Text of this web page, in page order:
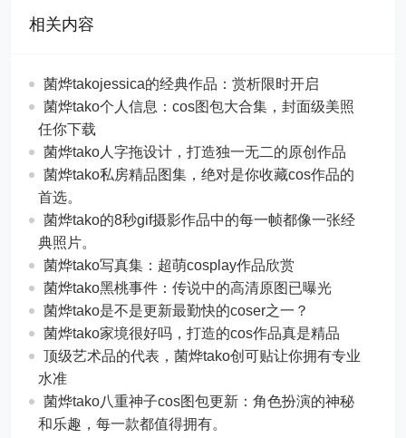
相关内容
菌烨takojessica的经典作品：赏析限时开启
菌烨tako个人信息：cos图包大合集，封面级美照
任你下载
菌烨tako人字拖设计，打造独一无二的原创作品
菌烨tako私房精品图集，绝对是你收藏cos作品的
首选。
菌烨tako的8秒gif摄影作品中的每一帧都像一张经
典照片。
菌烨tako写真集：超萌cosplay作品欣赏
菌烨tako黑桃事件：传说中的高清原图已曝光
菌烨tako是不是更新最勤快的coser之一？
菌烨tako家境很好吗，打造的cos作品真是精品
顶级艺术品的代表，菌烨tako创可贴让你拥有专业
水准
菌烨tako八重神子cos图包更新：角色扮演的神秘
和乐趣，每一款都值得拥有。